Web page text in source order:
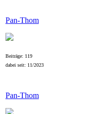
Pan-Thom
Beiträge: 119
dabei seit: 11/2023
Pan-Thom